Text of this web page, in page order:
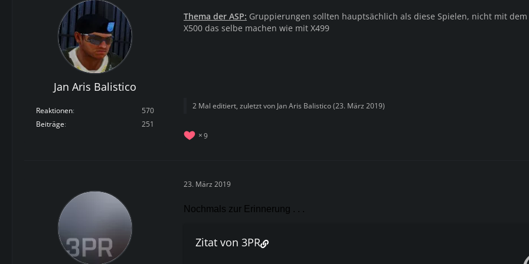
Jan Aris Balistico
Reaktionen
570
Beiträge
251
Thema der ASP: Gruppierungen sollten hauptsächlich als diese Spielen, nicht mit dem
X500 das selbe machen wie mit X499
2 Mal editiert, zuletzt von Jan Aris Balistico(23. März 2019)
9
23. März 2019
Nochmals zur Erinnerung . . .
Zitat von 3PR